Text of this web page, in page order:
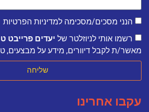
הנני מסכים/מסכימה למדיניות הפרטיות
רשמו אותי לניוזלטר של יעדים פרייבט
מאשר/ת לקבל דיוורים, מידע על מבצעים,
שליחה
עקבו אחרינו